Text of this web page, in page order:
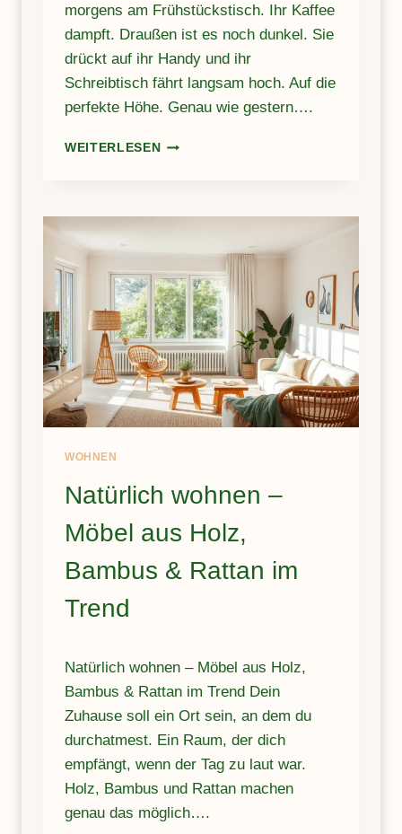
morgens am Frühstückstisch. Ihr Kaffee
dampft. Draußen ist es noch dunkel. Sie
drückt auf ihr Handy und ihr
Schreibtisch fährt langsam hoch. Auf die
perfekte Höhe. Genau wie gestern….
WEITERLESENS
T
M
Ö
B
E
L
–
W
I
E
T
N
L
G
I
N
Z
H
A
U
E
WOHNEN
Natürlich wohnen –
Möbel aus Holz,
Bambus & Rattan im
Trend
Natürlich wohnen – Möbel aus Holz,
Bambus & Rattan im Trend Dein
Zuhause soll ein Ort sein, an dem du
durchatmest. Ein Raum, der dich
empfängt, wenn der Tag zu laut war.
Holz, Bambus und Rattan machen
genau das möglich….